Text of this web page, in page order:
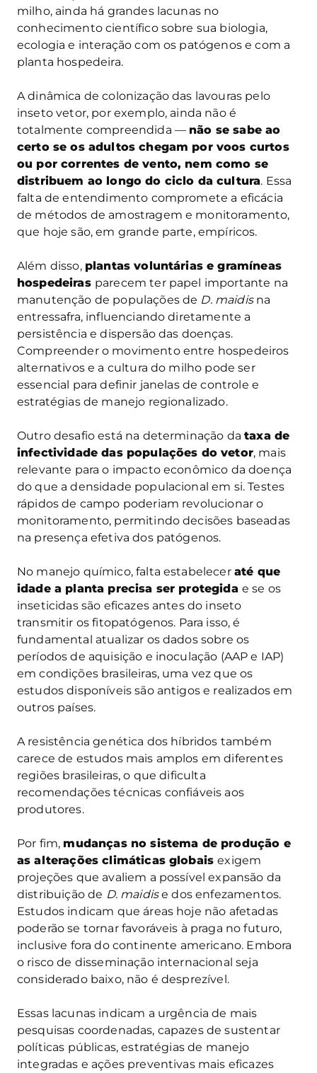
milho, ainda há grandes lacunas no
conhecimento científico sobre sua biologia,
ecologia e interação com os patógenos e com a
planta hospedeira.
A dinâmica de colonização das lavouras pelo
inseto vetor, por exemplo, ainda não é
totalmente compreendida — não se sabe ao
certo se os adultos chegam por voos curtos
ou por correntes de vento, nem como se
distribuem ao longo do ciclo da cultura. Essa
falta de entendimento compromete a eficácia
de métodos de amostragem e monitoramento,
que hoje são, em grande parte, empíricos.
Além disso, plantas voluntárias e gramíneas
hospedeiras parecem ter papel importante na
manutenção de populações de D. maidisna
entressafra, influenciando diretamente a
persistência e dispersão das doenças.
Compreender o movimento entre hospedeiros
alternativos e a cultura do milho pode ser
essencial para definir janelas de controle e
estratégias de manejo regionalizado.
Outro desafio está na determinação dataxa de
infectividade das populações do vetor, mais
relevante para o impacto econômico da doença
do que a densidade populacional em si. Testes
rápidos de campo poderiam revolucionar o
monitoramento, permitindo decisões baseadas
na presença efetiva dos patógenos.
No manejo químico, falta estabelecer até que
idade a planta precisa ser protegida e se os
inseticidas são eficazes antes do inseto
transmitir os fitopatógenos. Para isso, é
fundamental atualizar os dados sobre os
períodos de aquisição e inoculação (AAP e IAP)
em condições brasileiras, uma vez que os
estudos disponíveis são antigos e realizados em
outros países.
A resistência genética dos híbridos também
carece de estudos mais amplos em diferentes
regiões brasileiras, o que dificulta
recomendações técnicas confiáveis aos
produtores.
Por fim, mudanças no sistema de produção e
as alterações climáticas globaisexigem
projeções que avaliem a possível expansão da
distribuição de D. maidise dos enfezamentos.
Estudos indicam que áreas hoje não afetadas
poderão se tornar favoráveis à praga no futuro,
inclusive fora do continente americano. Embora
o risco de disseminação internacional seja
considerado baixo, não é desprezível.
Essas lacunas indicam a urgência de mais
pesquisas coordenadas, capazes de sustentar
políticas públicas, estratégias de manejo
integradas e ações preventivas mais eficazes